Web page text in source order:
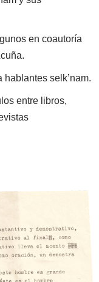
en coautoría
selk’nam.
entre libros,